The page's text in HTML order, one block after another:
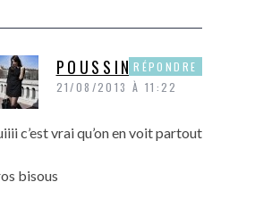
POUSSINE
21/08/2013 À 11:22
c’est vrai qu’on en voit partout
bisous
RÉPONDRE